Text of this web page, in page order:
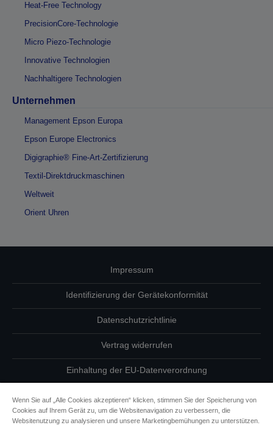
Heat-Free Technology
PrecisionCore-Technologie
Micro Piezo-Technologie
Innovative Technologien
Nachhaltigere Technologien
Unternehmen
Management Epson Europa
Epson Europe Electronics
Digigraphie® Fine-Art-Zertifizierung
Textil-Direktdruckmaschinen
Weltweit
Orient Uhren
Impressum
Identifizierung der Gerätekonformität
Datenschutzrichtlinie
Vertrag widerrufen
Einhaltung der EU-Datenverordnung
Informationen zu Cookies
Wenn Sie auf „Alle Cookies akzeptieren“ klicken, stimmen Sie der Speicherung von
Cookies auf Ihrem Gerät zu, um die Websitenavigation zu verbessern, die
Websitenutzung zu analysieren und unsere Marketingbemühungen zu unterstützen.